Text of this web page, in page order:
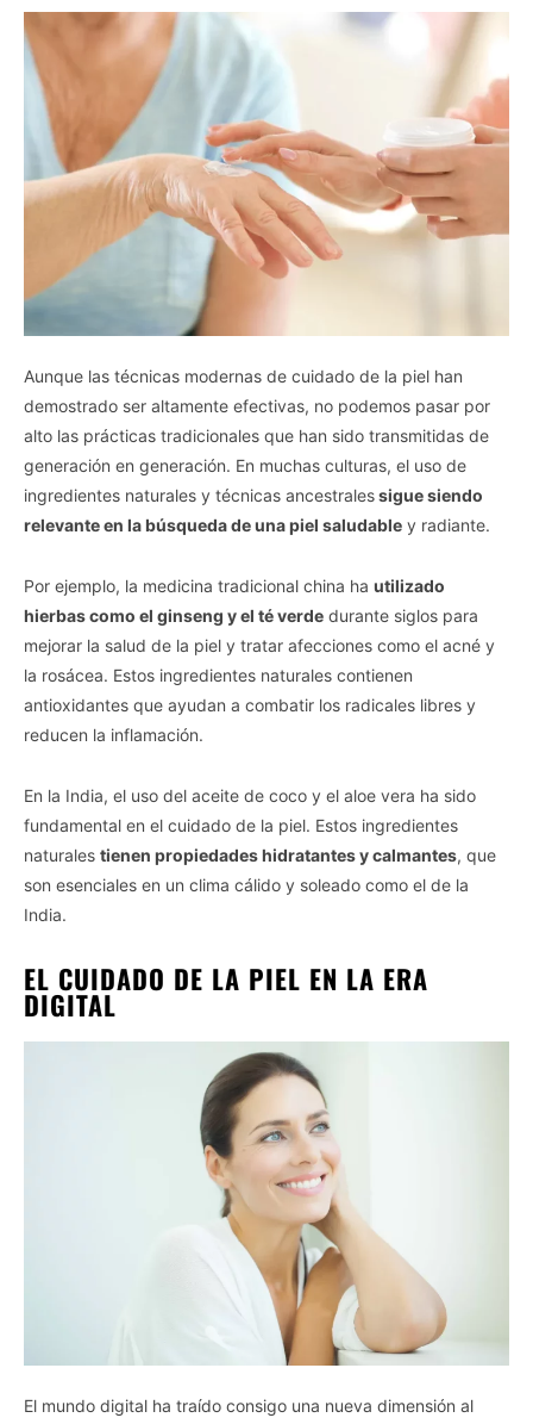
Aunque las técnicas modernas de cuidado de la piel han
demostrado ser altamente efectivas, no podemos pasar por
alto las prácticas tradicionales que han sido transmitidas de
generación en generación. En muchas culturas, el uso de
ingredientes naturales y técnicas ancestralessigue siendo
relevante en la búsqueda de una piel saludable y radiante.
Por ejemplo, la medicina tradicional china ha utilizado
hierbas como el ginseng y el té verde durante siglos para
mejorar la salud de la piel y tratar afecciones como el acné y
la rosácea. Estos ingredientes naturales contienen
antioxidantes que ayudan a combatir los radicales libres y
reducen la inflamación.
En la India, el uso del aceite de coco y el aloe vera ha sido
fundamental en el cuidado de la piel. Estos ingredientes
naturales tienen propiedades hidratantes y calmantes, que
son esenciales en un clima cálido y soleado como el de la
India.
EL CUIDADO DE LA PIEL EN LA ERA
DIGITAL
El mundo digital ha traído consigo una nueva dimensión al